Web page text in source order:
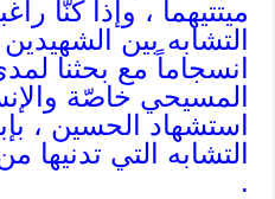
ميتتيهما ، وإذا كنّا
التشابه بين
انسجاماً مع بحثنا
المسيحي خاصّة
استشهاد الحسين ،
التشابه التي
.